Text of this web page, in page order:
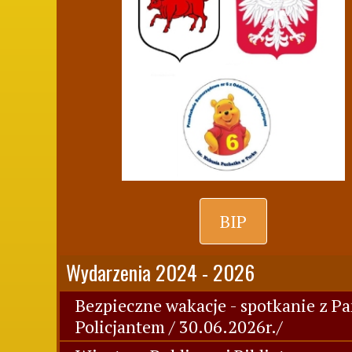
BIP
Wydarzenia 2024 - 2026
Bezpieczne wakacje - spotkanie z
Policjantem / 30.06.2026r./